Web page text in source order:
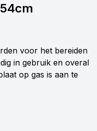
voor het bereiden
in gebruik en overal
op gas is aan te